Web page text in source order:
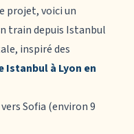
projet, voici un
train depuis Istanbul
inspiré des
Istanbul à Lyon en
Sofia (environ 9